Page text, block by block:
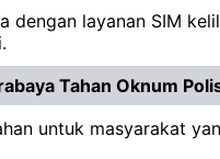
dengan layanan SIM
Tahan Oknum
untuk masyarakat